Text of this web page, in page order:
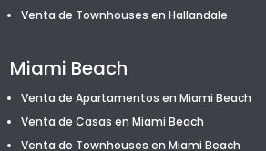
Venta de Townhouses en Hallandale
Miami Beach
Venta de Apartamentos en Miami Beach
Venta de Casas en Miami Beach
Venta de Townhouses en Miami Beach